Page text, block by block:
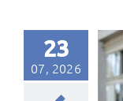
23
07, 2026